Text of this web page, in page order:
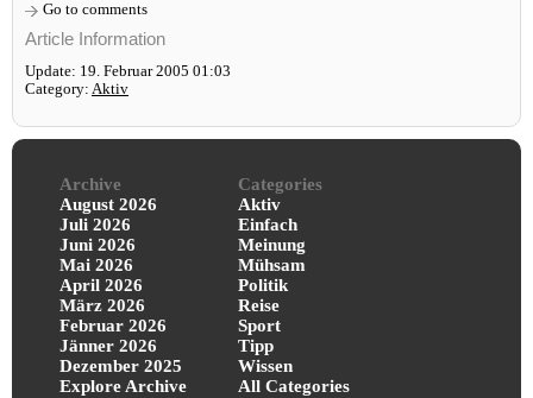
Go to comments
Article Information
Update: 19. Februar 2005 01:03
Category: Aktiv
Archive
August 2026
Juli 2026
Juni 2026
Mai 2026
April 2026
März 2026
Februar 2026
Jänner 2026
Dezember 2025
Explore Archive
Categories
Aktiv
Einfach
Meinung
Mühsam
Politik
Reise
Sport
Tipp
Wissen
All Categories